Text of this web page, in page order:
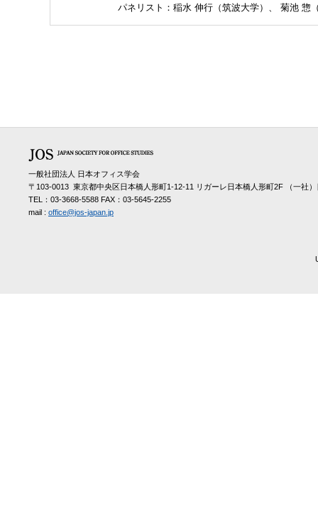
パネリスト：稲水 伸行（筑波大学）、 菊池 惣
一般社団法人 日本オフィス学会
〒103-0013 東京都中央区日本橋人形町1-12-11 リガーレ日本橋人形町2F （一社
TEL：03-3668-5588 FAX：03-5645-2255
mail : office@jos-japan.jp